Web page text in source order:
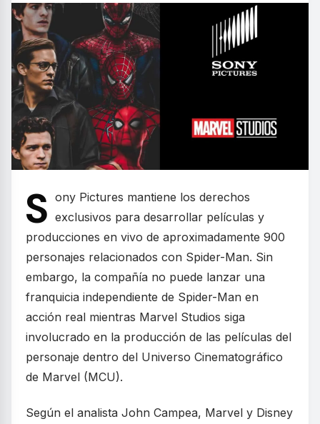
S ony Pictures mantiene los derechos
exclusivos para desarrollar películas y
producciones en vivo de aproximadamente 900
personajes relacionados con Spider-Man. Sin
embargo, la compañía no puede lanzar una
franquicia independiente de Spider-Man en
acción real mientras Marvel Studios siga
involucrado en la producción de las películas del
personaje dentro del Universo Cinematográfico
de Marvel (MCU).
Según el analista John Campea, Marvel y Disney